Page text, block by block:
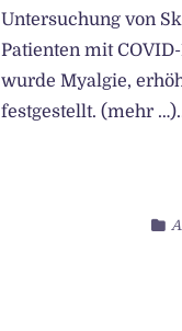
Untersuchung von
Patienten mit
wurde Myalgie,
festgestellt. (mehr